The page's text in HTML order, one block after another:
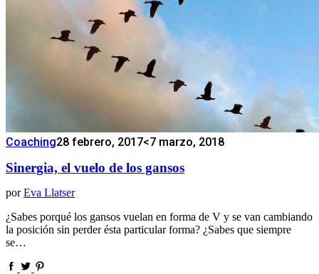
Coaching28 febrero, 2017<7 marzo, 2018
Sinergia, el vuelo de los gansos
por Eva Llatser
¿Sabes porqué los gansos vuelan en forma de V y se van cambiando
la posición sin perder ésta particular forma? ¿Sabes que siempre
se…